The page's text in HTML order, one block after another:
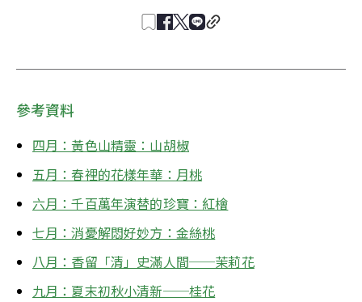
參考資料
四月：黃色山精靈：山胡椒
五月：春裡的花樣年華：月桃
六月：千百萬年演替的珍寶：紅檜
七月：消憂解悶好妙方：金絲桃
八月：香留「清」史滿人間──茉莉花
九月：夏末初秋小清新──桂花